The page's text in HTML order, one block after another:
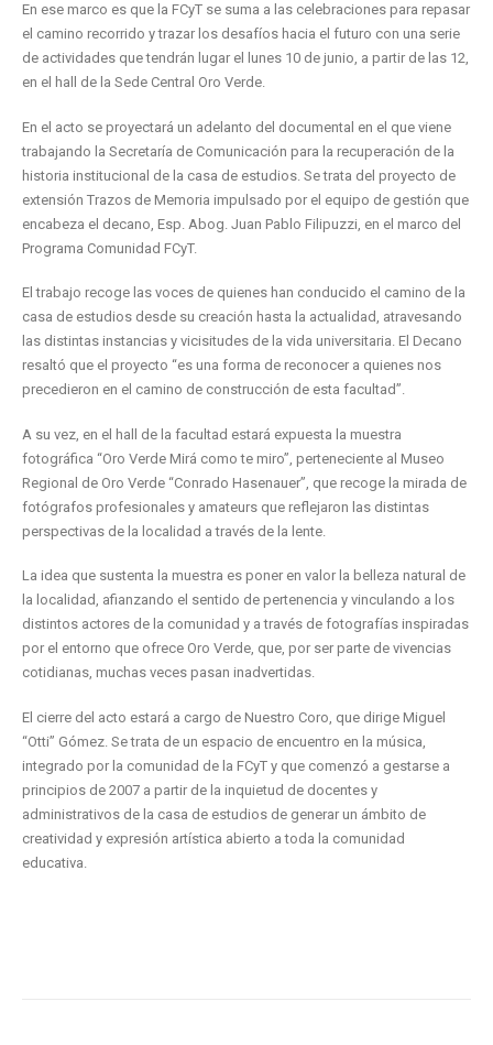
En ese marco es que la FCyT se suma a las celebraciones para repasar
el camino recorrido y trazar los desafíos hacia el futuro con una serie
de actividades que tendrán lugar el lunes 10 de junio, a partir de las 12,
en el hall de la Sede Central Oro Verde.
En el acto se proyectará un adelanto del documental en el que viene
trabajando la Secretaría de Comunicación para la recuperación de la
historia institucional de la casa de estudios. Se trata del proyecto de
extensión Trazos de Memoria impulsado por el equipo de gestión que
encabeza el decano, Esp. Abog. Juan Pablo Filipuzzi, en el marco del
Programa Comunidad FCyT.
El trabajo recoge las voces de quienes han conducido el camino de la
casa de estudios desde su creación hasta la actualidad, atravesando
las distintas instancias y vicisitudes de la vida universitaria. El Decano
resaltó que el proyecto “es una forma de reconocer a quienes nos
precedieron en el camino de construcción de esta facultad”.
A su vez, en el hall de la facultad estará expuesta la muestra
fotográfica “Oro Verde Mirá como te miro”, perteneciente al Museo
Regional de Oro Verde “Conrado Hasenauer”, que recoge la mirada de
fotógrafos profesionales y amateurs que reflejaron las distintas
perspectivas de la localidad a través de la lente.
La idea que sustenta la muestra es poner en valor la belleza natural de
la localidad, afianzando el sentido de pertenencia y vinculando a los
distintos actores de la comunidad y a través de fotografías inspiradas
por el entorno que ofrece Oro Verde, que, por ser parte de vivencias
cotidianas, muchas veces pasan inadvertidas.
El cierre del acto estará a cargo de Nuestro Coro, que dirige Miguel
“Otti” Gómez. Se trata de un espacio de encuentro en la música,
integrado por la comunidad de la FCyT y que comenzó a gestarse a
principios de 2007 a partir de la inquietud de docentes y
administrativos de la casa de estudios de generar un ámbito de
creatividad y expresión artística abierto a toda la comunidad
educativa.